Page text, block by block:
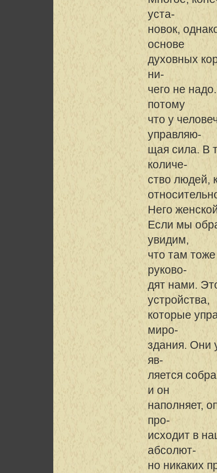
уста-
новок,
основе
духовных
ни-
чего не
потому
что у
управляю-
щая сила. В
количе-
ство людей,
Него
Если мы
увидим,
что там
руково-
дят нами.
устройства,
которые
миро-
здания. Они
яв-
ляется
и он
наполняет,
про-
исходит в
абсолют-
но никаких